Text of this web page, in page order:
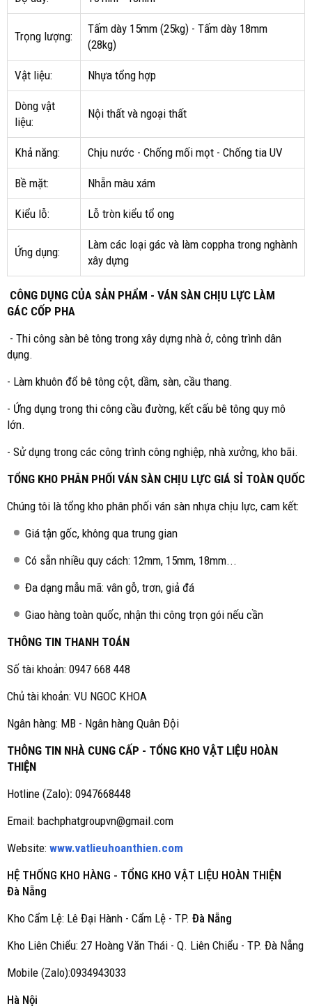
Trọng lượng:
Tấm dày 15mm (25kg) - Tấm dày 18mm
(28kg)
Vật liệu: Nhựa tổng hợp
Dòng vật
liệu:
Nội thất và ngoại thất
Khả năng: Chịu nước - Chống mối mọt - Chống tia UV
Bề mặt: Nhẵn màu xám
Kiểu lỗ: Lỗ tròn kiểu tổ ong
Ứng dụng:
Làm các loại gác và làm coppha trong nghành
xây dựng
CÔNG DỤNG CỦA SẢN PHẨM - VÁN SÀN CHỊU LỰC LÀM
GÁC CỐP PHA
- Thi công sàn bê tông trong xây dựng nhà ở, công trình dân
dụng.
- Làm khuôn đổ bê tông cột, dầm, sàn, cầu thang.
- Ứng dụng trong thi công cầu đường, kết cấu bê tông quy mô
lớn.
- Sử dụng trong các công trình công nghiệp, nhà xưởng, kho bãi.
TỔNG KHO PHÂN PHỐI VÁN SÀN CHỊU LỰC GIÁ SỈ TOÀN QUỐC
Chúng tôi là tổng kho phân phối ván sàn nhựa chịu lực, cam kết:
Giá tận gốc, không qua trung gian
Có sẵn nhiều quy cách: 12mm, 15mm, 18mm...
Đa dạng mẫu mã: vân gỗ, trơn, giả đá
Giao hàng toàn quốc, nhận thi công trọn gói nếu cần
THÔNG TIN THANH TOÁN
Số tài khoản: 0947 668 448
Chủ tài khoản: VU NGOC KHOA
Ngân hàng: MB - Ngân hàng Quân Đội
THÔNG TIN NHÀ CUNG CẤP - TỔNG KHO VẬT LIỆU HOÀN
THIỆN
Hotline (Zalo): 0947668448
Email: bachphatgroupvn@gmail.com
Website: www.vatlieuhoanthien.com
HỆ THỐNG KHO HÀNG - TỔNG KHO VẬT LIỆU HOÀN THIỆN
Đà Nẵng
Kho Cẩm Lệ: Lê Đại Hành - Cẩm Lệ - TP. Đà Nẵng
Kho Liên Chiểu: 27 Hoàng Văn Thái - Q. Liên Chiểu - TP. Đà Nẵng
Mobile (Zalo):0934943033
Hà Nội